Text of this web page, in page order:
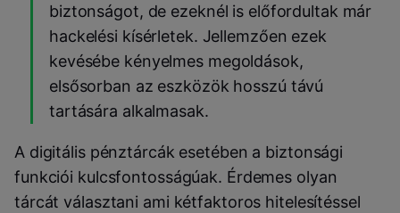
biztonságot, de ezeknél is előfordultak már
hackelési kísérletek. Jellemzően ezek
kevésébe kényelmes megoldások,
elsősorban az eszközök hosszú távú
tartására alkalmasak.
A digitális pénztárcák esetében a biztonsági
funkciói kulcsfontosságúak. Érdemes olyan
tárcát választani ami kétfaktoros hitelesítéssel